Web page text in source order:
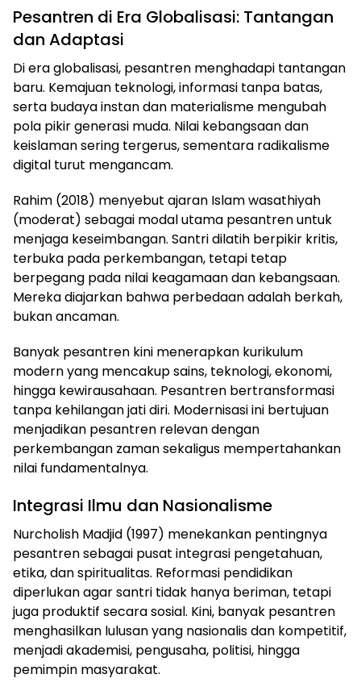
Pesantren di Era Globalisasi: Tantangan
dan Adaptasi
Di era globalisasi, pesantren menghadapi tantangan
baru. Kemajuan teknologi, informasi tanpa batas,
serta budaya instan dan materialisme mengubah
pola pikir generasi muda. Nilai kebangsaan dan
keislaman sering tergerus, sementara radikalisme
digital turut mengancam.
Rahim (2018) menyebut ajaran Islam wasathiyah
(moderat) sebagai modal utama pesantren untuk
menjaga keseimbangan. Santri dilatih berpikir kritis,
terbuka pada perkembangan, tetapi tetap
berpegang pada nilai keagamaan dan kebangsaan.
Mereka diajarkan bahwa perbedaan adalah berkah,
bukan ancaman.
Banyak pesantren kini menerapkan kurikulum
modern yang mencakup sains, teknologi, ekonomi,
hingga kewirausahaan. Pesantren bertransformasi
tanpa kehilangan jati diri. Modernisasi ini bertujuan
menjadikan pesantren relevan dengan
perkembangan zaman sekaligus mempertahankan
nilai fundamentalnya.
Integrasi Ilmu dan Nasionalisme
Nurcholish Madjid (1997) menekankan pentingnya
pesantren sebagai pusat integrasi pengetahuan,
etika, dan spiritualitas. Reformasi pendidikan
diperlukan agar santri tidak hanya beriman, tetapi
juga produktif secara sosial. Kini, banyak pesantren
menghasilkan lulusan yang nasionalis dan kompetitif,
menjadi akademisi, pengusaha, politisi, hingga
pemimpin masyarakat.